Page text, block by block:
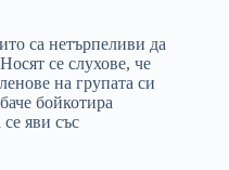
са нетърпеливи да
се слухове, че
на групата си
бойкотира
яви със